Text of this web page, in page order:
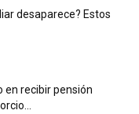
desaparece? Estos
en recibir pensión